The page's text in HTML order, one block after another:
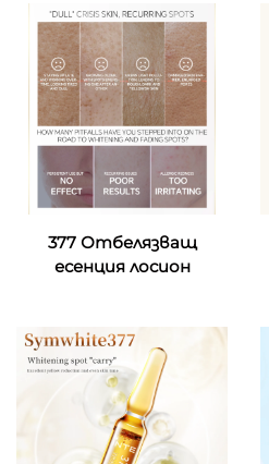
377 Отбелязващ
есенция лосион